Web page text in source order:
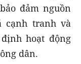
đảm nguồn
cạnh tranh và
hoạt động
dân.